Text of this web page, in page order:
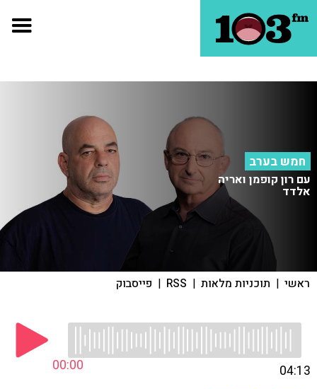
חמש בערב
עם רון קופמן ואריה
אלדד
ראשי | תוכניות מלאות |
RSS
| פייסבוק
00:00 04:13